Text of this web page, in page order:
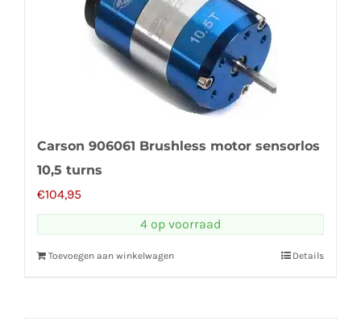
Carson 906061 Brushless motor sensorlos
10,5 turns
€104,95
4 op voorraad
Toevoegen aan winkelwagen Details